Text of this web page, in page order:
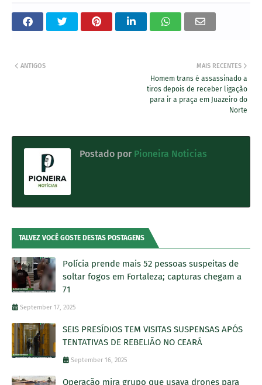
MAIS RECENTES
Homem trans é assassinado a
tiros depois de receber ligação
para ir a praça em Juazeiro do
Norte
ANTIGOS
Postado por Pioneira Noticias
TALVEZ VOCÊ GOSTE DESTAS POSTAGENS
Polícia prende mais 52 pessoas suspeitas de
soltar fogos em Fortaleza; capturas chegam a
71
September 17, 2025
SEIS PRESÍDIOS TEM VISITAS SUSPENSAS APÓS
TENTATIVAS DE REBELIÃO NO CEARÁ
September 16, 2025
Operação mira grupo que usava drones para